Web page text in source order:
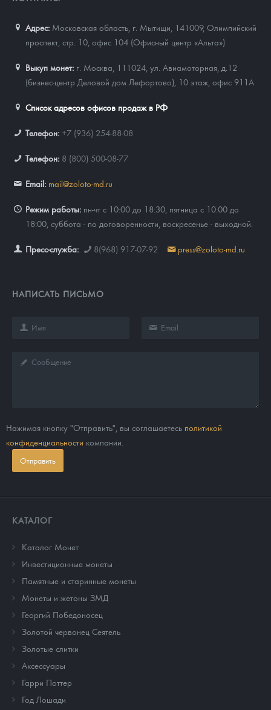
Адрес: Московская область, г. Мытищи, 141009, Олимпийский
проспект, стр. 10, офис 104 (Офисный центр «Альта»)
Выкуп монет: г. Москва, 111024, ул. Авиамоторная, д.12
(бизнес-центр Деловой дом Лефортово), 10 этаж, офис 911А
Список адресов офисов продаж в РФ
Телефон: +7 (936) 254-88-08
Телефон: 8 (800) 500-08-77
Email: mail@zoloto-md.ru
Режим работы: пн-чт с 10:00 до 18:30, пятница с 10:00 до
18:00, суббота - по договоренности, воскресенье - выходной.
Пресс-служба: 8(968) 917-07-92 press@zoloto-md.ru
НАПИСАТЬ ПИСЬМО
Нажимая кнопку "Отправить", вы соглашаетесь политикой
конфиденциальности компании.
Отправить
КАТАЛОГ
Каталог Монет
Инвестиционные монеты
Памятные и старинные монеты
Монеты и жетоны ЗМД
Георгий Победоносец
Золотой червонец Сеятель
Золотые слитки
Аксессуары
Гарри Поттер
Год Лошади